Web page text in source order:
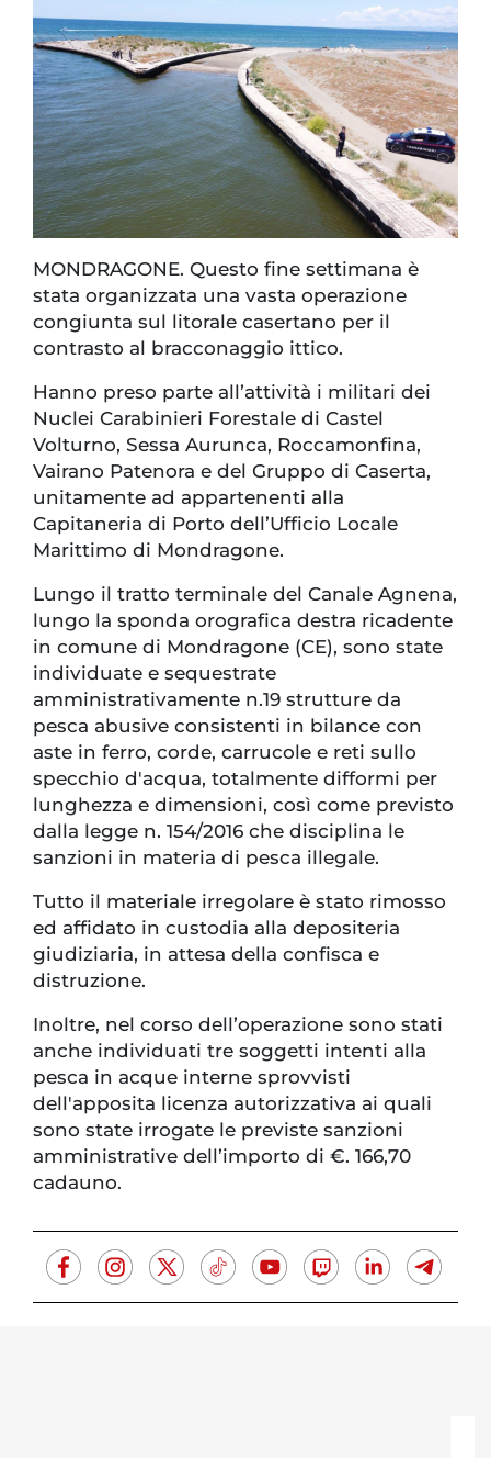
MONDRAGONE. Questo fine settimana è
stata organizzata una vasta operazione
congiunta sul litorale casertano per il
contrasto al bracconaggio ittico.
Hanno preso parte all’attività i militari dei
Nuclei Carabinieri Forestale di Castel
Volturno, Sessa Aurunca, Roccamonfina,
Vairano Patenora e del Gruppo di Caserta,
unitamente ad appartenenti alla
Capitaneria di Porto dell’Ufficio Locale
Marittimo di Mondragone.
Lungo il tratto terminale del Canale Agnena,
lungo la sponda orografica destra ricadente
in comune di Mondragone (CE), sono state
individuate e sequestrate
amministrativamente n.19 strutture da
pesca abusive consistenti in bilance con
aste in ferro, corde, carrucole e reti sullo
specchio d'acqua, totalmente difformi per
lunghezza e dimensioni, così come previsto
dalla legge n. 154/2016 che disciplina le
sanzioni in materia di pesca illegale.
Tutto il materiale irregolare è stato rimosso
ed affidato in custodia alla depositeria
giudiziaria, in attesa della confisca e
distruzione.
Inoltre, nel corso dell’operazione sono stati
anche individuati tre soggetti intenti alla
pesca in acque interne sprovvisti
dell'apposita licenza autorizzativa ai quali
sono state irrogate le previste sanzioni
amministrative dell’importo di €. 166,70
cadauno.